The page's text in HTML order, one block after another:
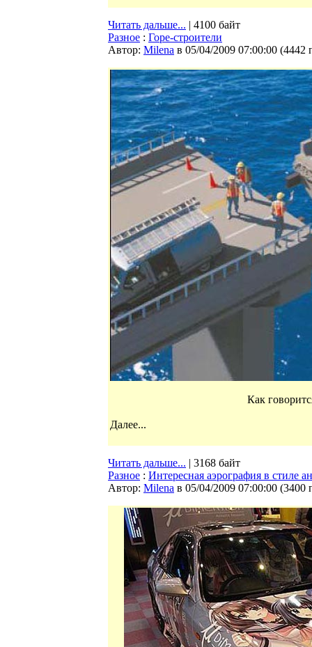
Читать дальше... | 4100 байт
Разное : Горе-строители
Автор: Milena в 05/04/2009 07:00:00 (4442
Как
Далее...
Читать дальше... | 3168 байт
Разное : Интересная аэрография в стиле
Автор: Milena в 05/04/2009 07:00:00 (3400